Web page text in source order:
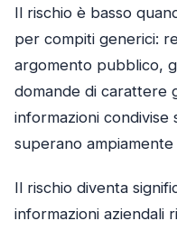
Il rischio è basso
per compiti generici:
argomento pubblico,
domande di carattere
informazioni condivise
superano ampiamente
Il rischio diventa
informazioni aziendali